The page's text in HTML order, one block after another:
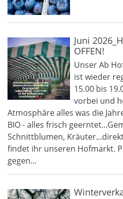
Juni
OFFEN!
Unser Ab
ist wieder
15.00 bis
vorbei und
Atmosphäre alles was die
BIO - alles frisch
Schnittblumen,
findet ihr unseren Hofmarkt.
gegen...